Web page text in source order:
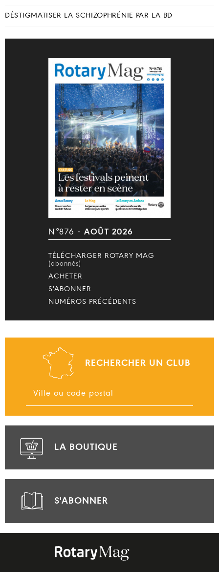
DÉSTIGMATISER LA SCHIZOPHRÉNIE PAR LA BD
N°876 - AOÛT 2026
TÉLÉCHARGER ROTARY MAG
(abonnés)
ACHETER
S'ABONNER
NUMÉROS PRÉCÉDENTS
RECHERCHER UN CLUB
LA BOUTIQUE
S'ABONNER